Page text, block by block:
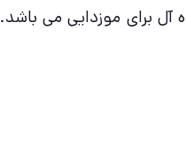
برای موزدایی می